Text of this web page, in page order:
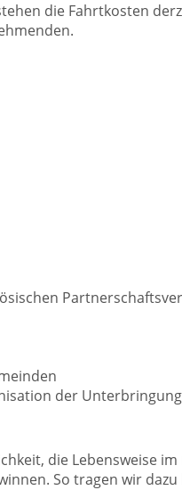
die Fahrtkosten
der
die Lebensweise
So tragen wir dazu